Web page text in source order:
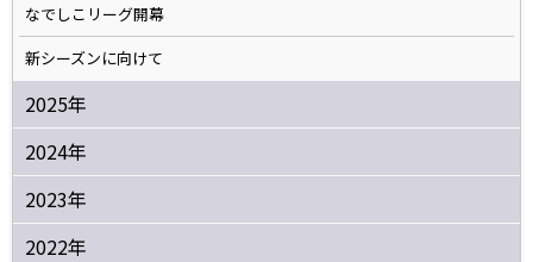
なでしこリーグ開幕
新シーズンに向けて
2025年
2024年
2023年
2022年